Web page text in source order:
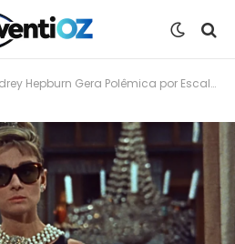
Gera Polêmica por Escalação de Ator Controvertido